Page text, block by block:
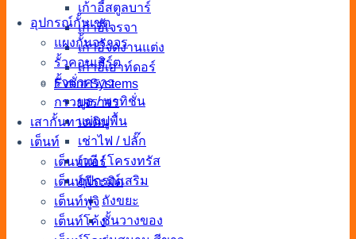
เก้าอี้สตูลบาร์
เก้าอี้เจรจา
เก้าอี้จัดงานแต่ง
เก้าอี้เอาท์ดอร์
Event Systems
บูธ / พาทิชั่น
แผ่นปูพื้น
เช่าไฟ / ปลั๊ก
เวที / โครงทรัส
อุปกรณ์เสริม
ถังขยะ
ชั้นวางของ
อุปกรณ์กั้นเขต
แผงกั้นจราจร
รั้วคอนเสิร์ต
รั้วชั่วคราว
กรวยจราจร
เสากั้นทางเดิน
เต็นท์
เต็นท์แอร์
เต็นท์พีระมิด
เต็นท์ฟูจิ
เต็นท์โค้ง